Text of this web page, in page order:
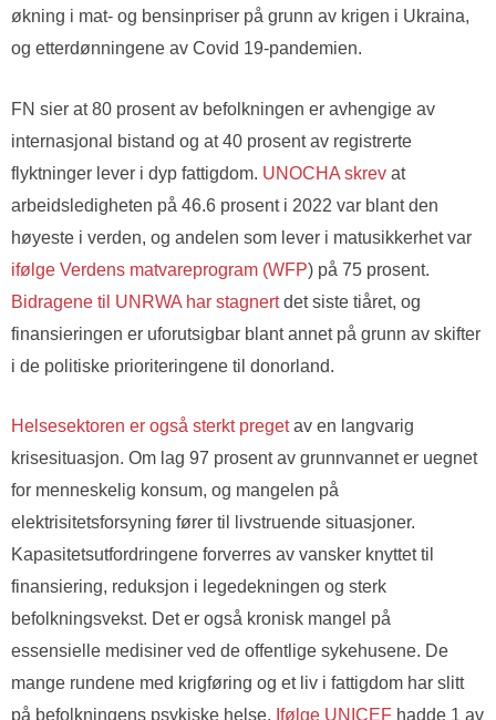
økning i mat- og bensinpriser på grunn av krigen i Ukraina,
og etterdønningene av Covid 19-pandemien.
FN sier at 80 prosent av befolkningen er avhengige av
internasjonal bistand og at 40 prosent av registrerte
flyktninger lever i dyp fattigdom. UNOCHA skrev at
arbeidsledigheten på 46.6 prosent i 2022 var blant den
høyeste i verden, og andelen som lever i matusikkerhet var
ifølge Verdens matvareprogram (WFP) på 75 prosent.
Bidragene til UNRWA har stagnertdet siste tiåret, og
finansieringen er uforutsigbar blant annet på grunn av skifter
i de politiske prioriteringene til donorland.
Helsesektoren er også sterkt pregetav en langvarig
krisesituasjon. Om lag 97 prosent av grunnvannet er uegnet
for menneskelig konsum, og mangelen på
elektrisitetsforsyning fører til livstruende situasjoner.
Kapasitetsutfordringene forverres av vansker knyttet til
finansiering, reduksjon i legedekningen og sterk
befolkningsvekst. Det er også kronisk mangel på
essensielle medisiner ved de offentlige sykehusene. De
mange rundene med krigføring og et liv i fattigdom har slitt
på befolkningens psykiske helse. Ifølge UNICEF hadde 1 av